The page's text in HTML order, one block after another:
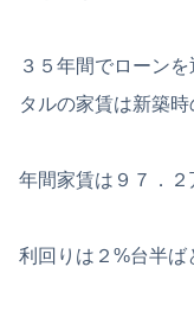
３５年間でローン
タルの家賃は新築時
年間家賃は９７．２
利回りは２%台半ば